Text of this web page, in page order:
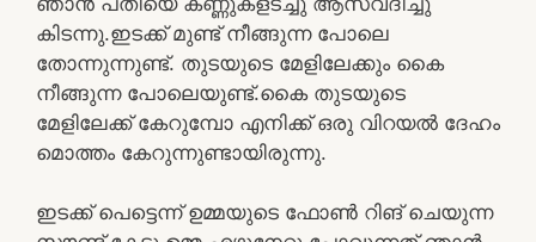
കിടന്നു.ഇടക്ക് മുണ്ട് നീങ്ങുന്ന പോലെ
തോന്നുന്നുണ്ട്. തുടയുടെ മേളിലേക്കും കൈ
നീങ്ങുന്ന പോലെയുണ്ട്.കൈ തുടയുടെ
മേളിലേക്ക് കേറുമ്പോ എനിക്ക് ഒരു വിറയൽ ദേഹം
മൊത്തം കേറുന്നുണ്ടായിരുന്നു.
ഇടക്ക് പെട്ടെന്ന് ഉമ്മയുടെ ഫോൺ റിങ് ചെയുന്ന